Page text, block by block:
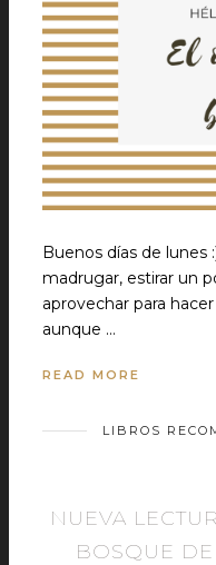
Buenos días de lunes
madrugar, estirar un
aprovechar para
aunque …
READ MORE
LIBROS
NUEVA
BOSQUE